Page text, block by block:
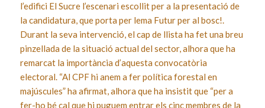
l’edifici El Sucre l’escenari escollit per a la presentació de
la candidatura, que porta per lema Futur per al bosc!.
Durant la seva intervenció, el cap de llista ha fet una breu
pinzellada de la situació actual del sector, alhora que ha
remarcat la importància d’aquesta convocatòria
electoral. “Al CPF hi anem a fer política forestal en
majúscules” ha afirmat, alhora que ha insistit que “per a
fer-ho bé cal que hi puguem entrar els cinc membres de la